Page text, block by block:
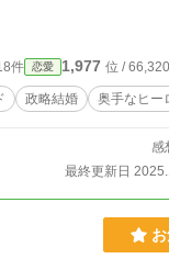
件 恋愛 1,977 位 /
政略結婚 奥手なヒー
感
最終更新日